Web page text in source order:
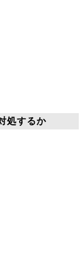
処するか